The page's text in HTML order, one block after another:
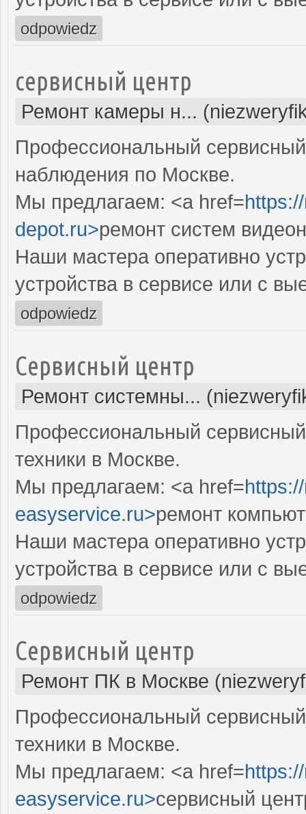
odpowiedz
сервисный центр
Ремонт камеры н...
Профессиональный
наблюдения по Москве.
Мы предлагаем: <a href=
depot.ru>ремонт систем
Наши мастера оперативно
устройства в сервисе или с
odpowiedz
Сервисный центр
Ремонт системны...
Профессиональный
техники в Москве.
Мы предлагаем: <a href=
easyservice.ru>ремонт
Наши мастера оперативно
устройства в сервисе или с
odpowiedz
Сервисный центр
Ремонт ПК в Москве
Профессиональный
техники в Москве.
Мы предлагаем: <a href=
easyservice.ru>сервисный